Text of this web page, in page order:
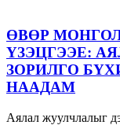
ӨВӨР
ҮЗЭЦГЭЭЕ:
ЗОРИЛГО
НААДАМ
Аялал жуулчлалыг